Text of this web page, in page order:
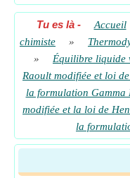
Tu es là- Accueil
chimiste
»
»
Équilibre liquide
Raoult modifiée et loi
la formulation
modifiée et la loi de
la